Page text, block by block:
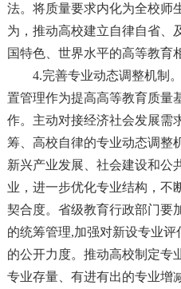
法。将质量要求内化为全校师
为，推动高校建立自律自省、
国特色、世界水平的高等教育
4.完善专业动态调整机制
置管理作为提高高等教育质量
作。主动对接经济社会发展需
筹、高校自律的专业动态调整
新兴产业发展、社会建设和公
业，进一步优化专业结构，不
契合度。省级教育行政部门要
的统筹管理,加强对新设专业
的公开力度。推动高校制定专
专业存量、有进有出的专业增